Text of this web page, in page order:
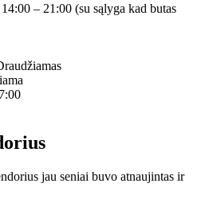
– 21:00 (su sąlyga kad butas
jau seniai buvo atnaujintas ir